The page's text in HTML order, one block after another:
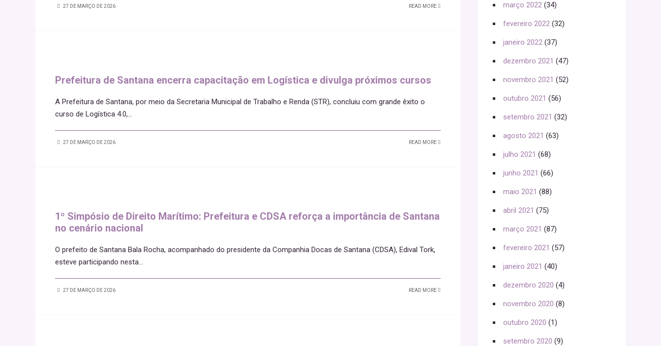
27 DE MARÇO DE 2026 READ MORE
Prefeitura de Santana encerra capacitação em Logística e divulga próximos cursos
A Prefeitura de Santana, por meio da Secretaria Municipal de Trabalho e Renda (STR), concluiu com grande êxito o
curso de Logística 4.0,...
27 DE MARÇO DE 2026 READ MORE
1º Simpósio de Direito Marítimo: Prefeitura e CDSA reforça a importância de Santana
no cenário nacional
O prefeito de Santana Bala Rocha, acompanhado do presidente da Companhia Docas de Santana (CDSA), Edival Tork,
esteve participando nesta...
27 DE MARÇO DE 2026 READ MORE
março 2022 (34)
fevereiro 2022 (32)
janeiro 2022 (37)
dezembro 2021 (47)
novembro 2021 (52)
outubro 2021 (56)
setembro 2021 (32)
agosto 2021 (63)
julho 2021 (68)
junho 2021 (66)
maio 2021 (88)
abril 2021 (75)
março 2021 (87)
fevereiro 2021 (57)
janeiro 2021 (40)
dezembro 2020 (4)
novembro 2020 (8)
outubro 2020 (1)
setembro 2020 (9)